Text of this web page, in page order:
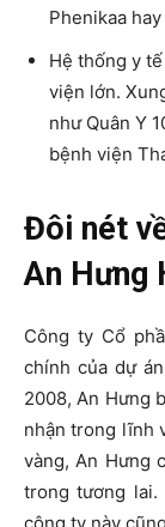
Phenikaa
Hệ thống y
viện lớn.
như Quân Y
bệnh viện
Đôi nét
An Hưng
Công ty Cổ
chính của dự
2008, An Hưng
nhận trong lĩnh
vàng, An Hưng
trong tương